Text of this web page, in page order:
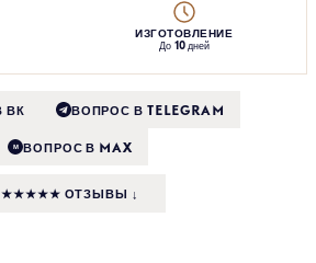
ИЗГОТОВЛЕНИЕ
До 10 дней
ВК ВОПРОС В TELEGRAM
M ВОПРОС В MAX
★★★★★ ОТЗЫВЫ ↓